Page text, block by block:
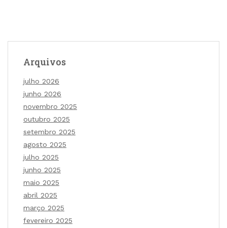
Arquivos
julho 2026
junho 2026
novembro 2025
outubro 2025
setembro 2025
agosto 2025
julho 2025
junho 2025
maio 2025
abril 2025
março 2025
fevereiro 2025